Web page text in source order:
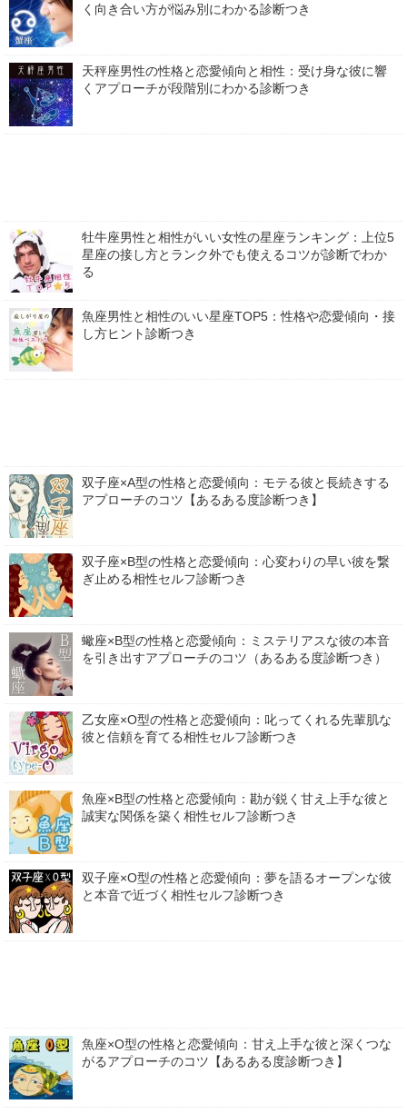
く向き合い方が悩み別にわかる診断つき
天秤座男性の性格と恋愛傾向と相性：受け身な彼に響
くアプローチが段階別にわかる診断つき
牡牛座男性と相性がいい女性の星座ランキング：上位5
星座の接し方とランク外でも使えるコツが診断でわか
る
魚座男性と相性のいい星座TOP5：性格や恋愛傾向・接
し方ヒント診断つき
双子座×A型の性格と恋愛傾向：モテる彼と長続きする
アプローチのコツ【あるある度診断つき】
双子座×B型の性格と恋愛傾向：心変わりの早い彼を繋
ぎ止める相性セルフ診断つき
蠍座×B型の性格と恋愛傾向：ミステリアスな彼の本音
を引き出すアプローチのコツ（あるある度診断つき）
乙女座×O型の性格と恋愛傾向：叱ってくれる先輩肌な
彼と信頼を育てる相性セルフ診断つき
魚座×B型の性格と恋愛傾向：勘が鋭く甘え上手な彼と
誠実な関係を築く相性セルフ診断つき
双子座×O型の性格と恋愛傾向：夢を語るオープンな彼
と本音で近づく相性セルフ診断つき
魚座×O型の性格と恋愛傾向：甘え上手な彼と深くつな
がるアプローチのコツ【あるある度診断つき】